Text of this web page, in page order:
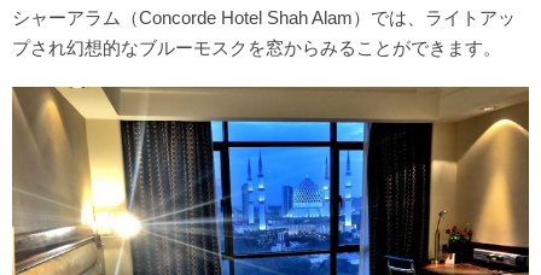
シャーアラム（Concorde Hotel Shah Alam）では、ライトアッ
プされ幻想的なブルーモスクを窓からみることができます。